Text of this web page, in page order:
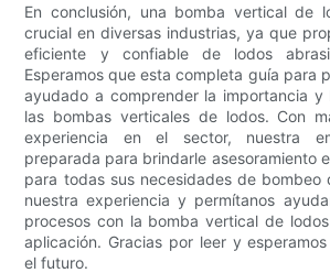
En conclusión, una bomba vertical de
crucial en diversas industrias, ya que
eficiente y confiable de lodos
Esperamos que esta completa guía para
ayudado a comprender la importancia y
las bombas verticales de lodos. Con
experiencia en el sector, nuestra
preparada para brindarle asesoramiento
para todas sus necesidades de bombeo
nuestra experiencia y permítanos
procesos con la bomba vertical de
aplicación. Gracias por leer y
el futuro.